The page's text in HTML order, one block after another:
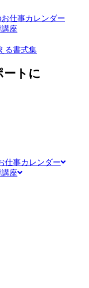
仕事カレンダー
座
る書式集
ートに
仕事カレンダー
座